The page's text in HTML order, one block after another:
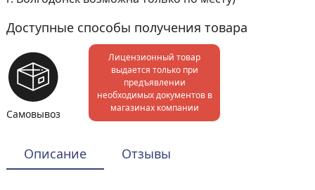
Доступные способы получения товара
Самовывоз
Лицензионный товар
выдается только при
предъявлении
необходимых документов в
магазинах компании
Описание Отзывы